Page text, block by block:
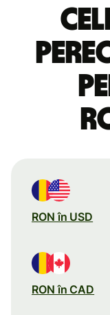
RON în USD
RON în CAD